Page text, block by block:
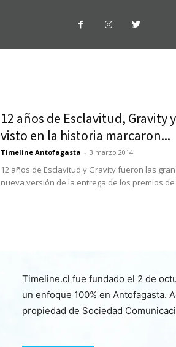
12 años de Esclavitud, Gravity
visto en la historia marcaron...
Timeline Antofagasta - 3 marzo 2014
12 años de Esclavitud y Gravity fueron las
nueva versión de la entrega de los premios de
Timeline.cl fue fundado el 2 de
un enfoque 100% en Antofagasta.
propiedad de Sociedad